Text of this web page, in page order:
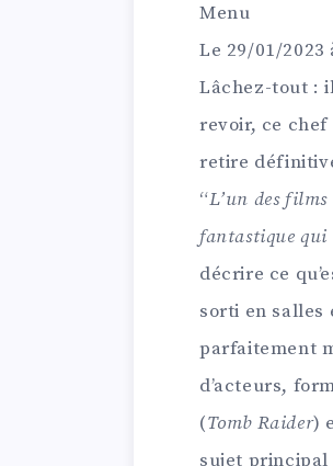
Menu
Le 29/01/2023
Lâchez-tout :
revoir, ce chef
retire
“L’un des
fantastique qui
décrire ce
sorti en salles
parfaitement
d’acteurs,
(Tomb Raider)
sujet principal